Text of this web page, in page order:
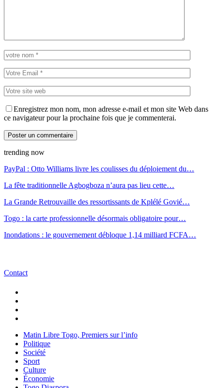
Enregistrez mon nom, mon adresse e-mail et mon site Web dans
ce navigateur pour la prochaine fois que je commenterai.
trending now
PayPal : Otto Williams livre les coulisses du déploiement du…
La fête traditionnelle Agbogboza n’aura pas lieu cette…
La Grande Retrouvaille des ressortissants de Kplélé Govié…
Togo : la carte professionnelle désormais obligatoire pour…
Inondations : le gouvernement débloque 1,14 milliard FCFA…
Contact
Matin Libre Togo, Premiers sur l’info
Politique
Société
Sport
Culture
Économie